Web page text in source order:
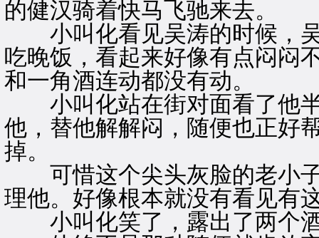
的健汉骑着快马飞驰来去。
小叫化看见吴涛的时候，吴
吃晚饭，看起来好像有点闷闷
和一角酒连动都没有动。
小叫化站在街对面看了他半
他，替他解解闷，随便也正好
掉。
可惜这个尖头灰脸的老小子
理他。好像根本就没有看见有
小叫化笑了，露出了两个